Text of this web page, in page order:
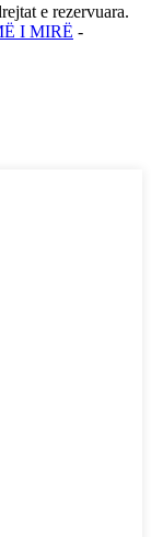
e rezervuara.
I MIRË -